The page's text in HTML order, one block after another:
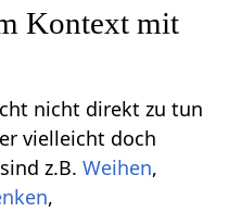
Kontext mit
nicht direkt zu tun
z.B.
,
,